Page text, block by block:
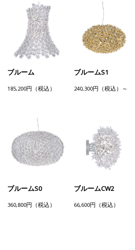
ブルーム
185,200円（税込）
ブルームS1
240,300円（税込）～
ブルームS0
360,800円（税込）
ブルームCW2
66,600円（税込）